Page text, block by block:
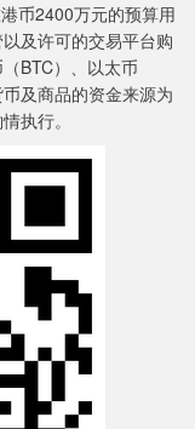
币2400万元的预算用
及许可的交易平台购
BTC）、以太币
及商品的资金来源为
执行。